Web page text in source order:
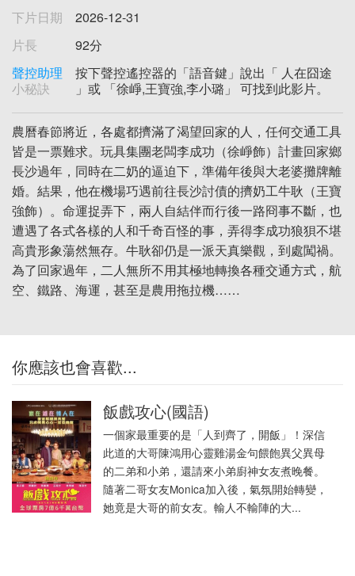
下片日期
2026-12-31
片長
92分
聲控助理
小秘訣
按下聲控遙控器的「語音鍵」說出「 人在囧途
」或 「徐崢,王寶強,李小璐」 可找到此影片。
農曆春節將近，各處都擠滿了渴望回家的人，任何交通工具
皆是一票難求。玩具集團老闆李成功（徐崢飾）計畫回家鄉
長沙過年，同時在二奶的逼迫下，準備年後與大老婆攤牌離
婚。結果，他在機場巧遇前往長沙討債的擠奶工牛耿（王寶
強飾）。命運捉弄下，兩人自結伴而行後一路冏事不斷，也
遭遇了各式各樣的人和千奇百怪的事，弄得李成功狼狽不堪
高貴形象蕩然無存。牛耿卻仍是一派天真樂觀，到處闖禍。
為了回家過年，二人無所不用其極地轉換各種交通方式，航
空、鐵路、海運，甚至是農用拖拉機……
你應該也會喜歡...
飯戲攻心(國語)
一個家最重要的是「人到齊了，開飯」！深信
此道的大哥陳鴻用心靈雞湯金句餵飽異父異母
的二弟和小弟，還請來小弟廚神女友煮晚餐。
隨著二哥女友Monica加入後，氣氛開始轉變，
她竟是大哥的前女友。輸人不輸陣的大...